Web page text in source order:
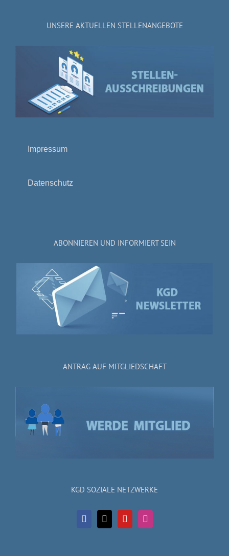
UNSERE AKTUELLEN STELLENANGEBOTE
Impressum
Datenschutz
ABONNIEREN UND INFORMIERT SEIN
ANTRAG AUF MITGLIEDSCHAFT
KGD SOZIALE NETZWERKE